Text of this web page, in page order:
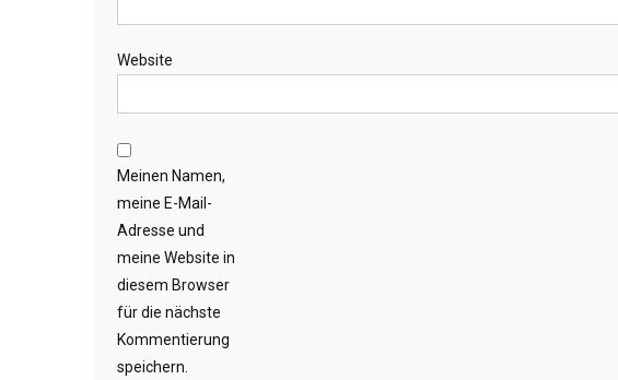
Website
Meinen Namen,
meine E-Mail-
Adresse und
meine Website in
diesem Browser
für die nächste
Kommentierung
speichern.